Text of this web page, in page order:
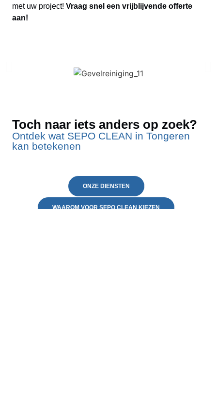
met uw project! Vraag snel een vrijblijvende offerte
aan!
Toch naar iets anders op zoek?
Ontdek wat SEPO CLEAN in Tongeren
kan betekenen
ONZE DIENSTEN
WAAROM VOOR SEPO CLEAN KIEZEN